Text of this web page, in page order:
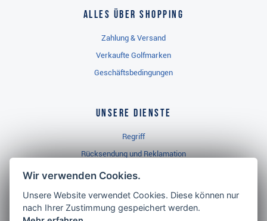
Alles über Shopping
Zahlung & Versand
Verkaufte Golfmarken
Geschäftsbedingungen
Unsere Dienste
Regriff
Rücksendung und Reklamation
Widerrufsbelehrung
Golf Brothers.de
Wir verwenden Cookies.
Unsere Website verwendet Cookies. Diese können nur
nach Ihrer Zustimmung gespeichert werden.